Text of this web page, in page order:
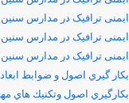
ایمنی ترافیک در مدارس سنین11-7 دوره دبستان
ایمنی ترافیک در مدارس سنین 14-12 دوره ششم تا هشتم
ایمنی ترافیک در مدارس سنین 22-15 دوره نهم تا دانشگاه
بكار گيري اصول و ضوابط
بكارگيري اصول وتكنيك هاي